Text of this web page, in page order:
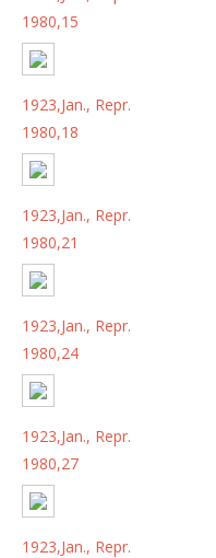
1980,15
1923,Jan., Repr.
1980,18
1923,Jan., Repr.
1980,21
1923,Jan., Repr.
1980,24
1923,Jan., Repr.
1980,27
1923,Jan., Repr.